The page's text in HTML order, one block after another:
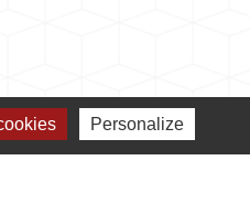
Personalize